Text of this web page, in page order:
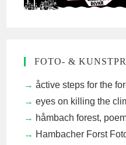
FOTO- &
åctive steps for the
eyes on killing the
håmbach forest,
Hambacher Forst